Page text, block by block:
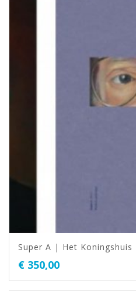
Super A | Het Koningshuis
€ 350,00